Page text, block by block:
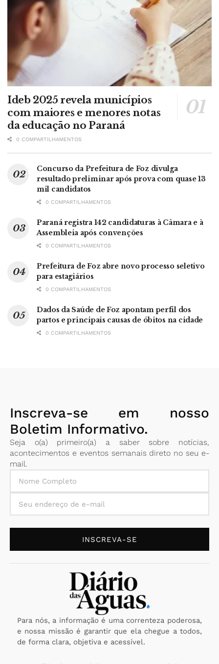
Ideb 2025 revela municípios
com maiores e menores notas
da educação no Paraná
0 COMPARTILHAMENTOS
Concurso da Prefeitura de Foz divulga
resultado preliminar após prova com quase 13
mil candidatos
0 COMPARTILHAMENTOS
Paraná registra 142 candidaturas à Câmara e à
Assembleia após convenções
0 COMPARTILHAMENTOS
Prefeitura de Foz abre novo processo seletivo
para estagiários
0 COMPARTILHAMENTOS
Dados da Saúde de Foz apontam perfil dos
partos e principais causas de óbitos na cidade
0 COMPARTILHAMENTOS
Inscreva-se em nosso
Boletim Informativo.
Seja o(a) primeiro(a) a saber sobre notícias,
acontecimentos e eventos semanais direto no seu e-
mail.
INSCREVA-SE
Para nós, a informação é uma correnteza poderosa,
e nossa missão é garantir que ela chegue a todos,
de forma clara, objetiva e acessível.